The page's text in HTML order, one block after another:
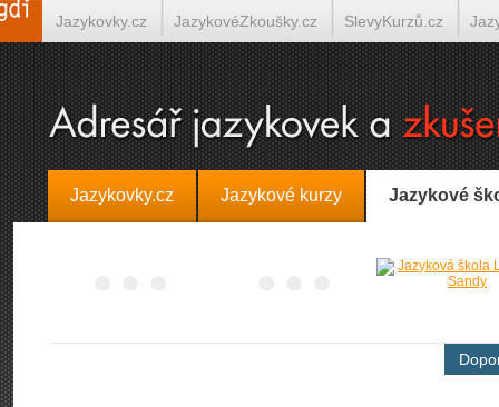
Jazykovky.cz Jazykové kurzy Jazykové
Jazykovky.cz JazykovéZkoušky.cz SlevyKurzů.cz
Španělština on-line Italština on-line Tlumočení-